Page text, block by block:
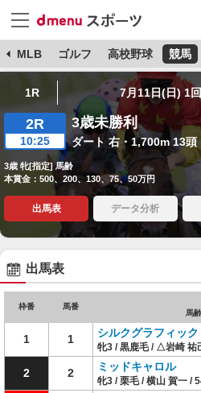
MLB ゴルフ 高校野球 競馬
1R 7月11日(日) 1
2R
10:25
3歳未勝利
ダート 右・1,700m 13頭
3歳 牝[指定] 馬齢
本賞金：500、200、130、75、50万円
出馬表 データ分析
出馬表
枠番 馬番
馬
1 1 シルクグラフィック
牝3 / 黒鹿毛 / △岩崎 祐
2 2 ミッドキャロル
牝3 / 栗毛 / 横山 賀一 /